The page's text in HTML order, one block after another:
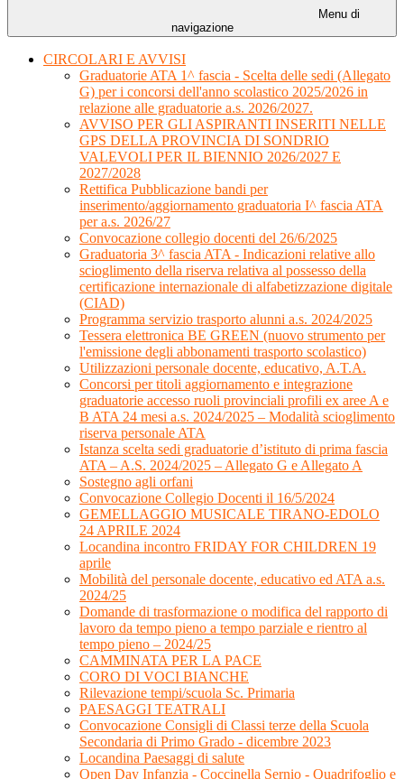
Menu di
navigazione
CIRCOLARI E AVVISI
Graduatorie ATA 1^ fascia - Scelta delle sedi (Allegato
G) per i concorsi dell'anno scolastico 2025/2026 in
relazione alle graduatorie a.s. 2026/2027.
AVVISO PER GLI ASPIRANTI INSERITI NELLE
GPS DELLA PROVINCIA DI SONDRIO
VALEVOLI PER IL BIENNIO 2026/2027 E
2027/2028
Rettifica Pubblicazione bandi per
inserimento/aggiornamento graduatoria I^ fascia ATA
per a.s. 2026/27
Convocazione collegio docenti del 26/6/2025
Graduatoria 3^ fascia ATA - Indicazioni relative allo
scioglimento della riserva relativa al possesso della
certificazione internazionale di alfabetizzazione digitale
(CIAD)
Programma servizio trasporto alunni a.s. 2024/2025
Tessera elettronica BE GREEN (nuovo strumento per
l'emissione degli abbonamenti trasporto scolastico)
Utilizzazioni personale docente, educativo, A.T.A.
Concorsi per titoli aggiornamento e integrazione
graduatorie accesso ruoli provinciali profili ex aree A e
B ATA 24 mesi a.s. 2024/2025 – Modalità scioglimento
riserva personale ATA
Istanza scelta sedi graduatorie d’istituto di prima fascia
ATA – A.S. 2024/2025 – Allegato G e Allegato A
Sostegno agli orfani
Convocazione Collegio Docenti il 16/5/2024
GEMELLAGGIO MUSICALE TIRANO-EDOLO
24 APRILE 2024
Locandina incontro FRIDAY FOR CHILDREN 19
aprile
Mobilità del personale docente, educativo ed ATA a.s.
2024/25
Domande di trasformazione o modifica del rapporto di
lavoro da tempo pieno a tempo parziale e rientro al
tempo pieno – 2024/25
CAMMINATA PER LA PACE
CORO DI VOCI BIANCHE
Rilevazione tempi/scuola Sc. Primaria
PAESAGGI TEATRALI
Convocazione Consigli di Classi terze della Scuola
Secondaria di Primo Grado - dicembre 2023
Locandina Paesaggi di salute
Open Day Infanzia - Coccinella Sernio - Quadrifoglio e